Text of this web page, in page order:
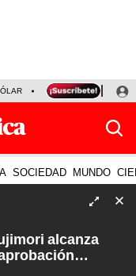
KEIKO FUJIMORI
SOCIEDAD MUNDO
alcanza